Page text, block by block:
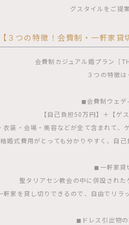
グスタイルをご提
３つの特徴！会費制・一軒家貸
会費制カジュアル婚プラン［
３つの特徴
◼︎会費制ウェデ
【自己負担50万円】＋【ゲ
衣装・会場・美容などが全て含まれて、
結婚式費用がとっても分かりやすく、自己
◼︎一軒家貸
聖タリアセン教会の中に併設された
軒家を貸し切りできるので、自由でリラ
◼︎ドレス引出物